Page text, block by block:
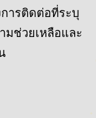
ารติดต่อที่ระบุ
มช่วยเหลือและ